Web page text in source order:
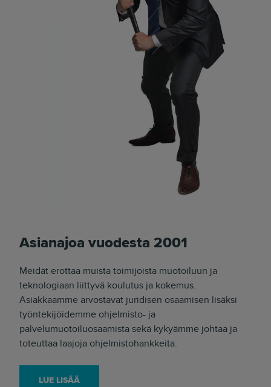
Asianajoa vuodesta 2001
Meidät erottaa muista toimijoista muotoiluun ja
teknologiaan liittyvä koulutus ja kokemus.
Asiakkaamme arvostavat juridisen osaamisen lisäksi
työntekijöidemme ohjelmisto- ja
palvelumuotoiluosaamista sekä kykyämme johtaa ja
toteuttaa laajoja ohjelmistohankkeita.
LUE LISÄÄ